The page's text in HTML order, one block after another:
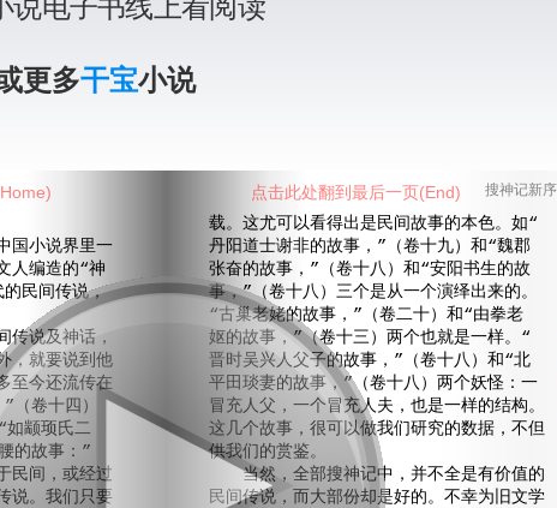
说电子书线上看阅读
更多干宝小说
搜神记新序
小说界里一
人编造的“神
民间传说，
说及神话，
，就要说到他
至今还流传在
（卷十四）
如颛顼氏二
的故事：”
民间，或经过
说。我们只要
载。这尤可以看得出是民间故事的本色。如“
丹阳道士谢非的故事，”（卷十九）和“魏郡
张奋的故事，”（卷十八）和“安阳书生的故
事，”（卷十八）三个是从一个演绎出来的。
“古巢老姥的故事，”（卷二十）和“由拳老
妪的故事，”（卷十三）两个也就是一样。“
晋时吴兴人父子的故事，”（卷十八）和“北
平田琰妻的故事，”（卷十八）两个妖怪：一
冒充人父，一个冒充人夫，也是一样的结构。
这几个故事，很可以做我们研究的数据，不但
供我们的赏鉴。
当然，全部搜神记中，并不全是有价值的
民间传说，而大部份却是好的。不幸为旧文学
点击此处翻到最后一页(End)